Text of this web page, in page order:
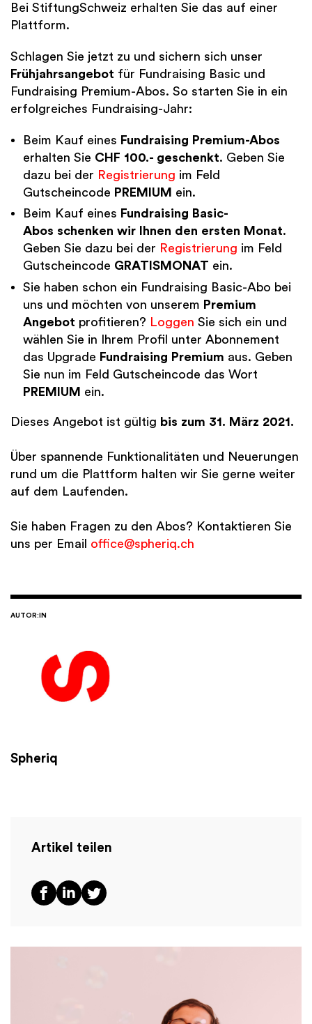
Bei StiftungSchweiz erhalten Sie das auf einer
Plattform.
Schlagen Sie jetzt zu und sichern sich unser
Frühjahrsangebot für Fundraising Basic und
Fundraising Premium-Abos. So starten Sie in ein
erfolgreiches Fundraising-Jahr:
Beim Kauf eines Fundraising Premium-Abos
erhalten Sie CHF 100.- geschenkt. Geben Sie
dazu bei der Registrierung im Feld
Gutscheincode PREMIUM ein.
Beim Kauf eines Fundraising Basic-
Abos schenken wir Ihnen den ersten Monat.
Geben Sie dazu bei der Registrierung im Feld
Gutscheincode GRATISMONAT ein.
Sie haben schon ein Fundraising Basic-Abo bei
uns und möchten von unserem Premium
Angebot profitieren? Loggen Sie sich ein und
wählen Sie in Ihrem Profil unter Abonnement
das Upgrade Fundraising Premium aus. Geben
Sie nun im Feld Gutscheincode das Wort
PREMIUM ein.
Dieses Angebot ist gültig bis zum 31. März 2021.
Über spannende Funktionalitäten und Neuerungen
rund um die Plattform halten wir Sie gerne weiter
auf dem Laufenden.
Sie haben Fragen zu den Abos? Kontaktieren Sie
uns per Email office@spheriq.ch
AUTOR:IN
Spheriq
Artikel teilen